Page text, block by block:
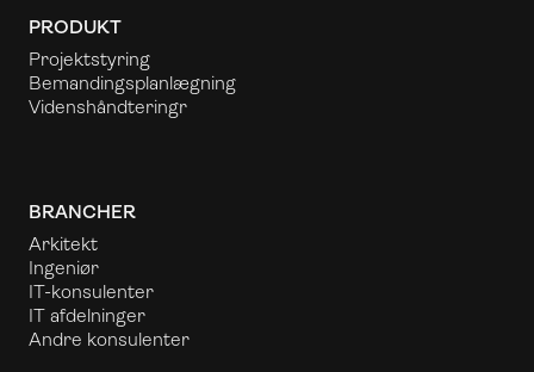
PRODUKT
Projektstyring
Bemandingsplanlægning
Videnshåndteringr
BRANCHER
Arkitekt
Ingeniør
IT-konsulenter
IT afdelninger
Andre konsulenter